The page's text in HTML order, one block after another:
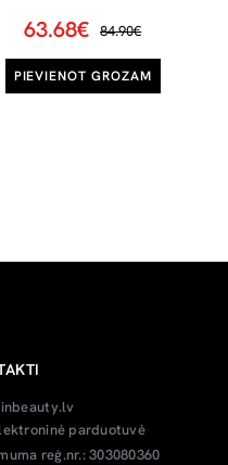
63.68€ 84.90€
PIEVIENOT GROZAM
parduotuvė
reģ.nr.: 303080360